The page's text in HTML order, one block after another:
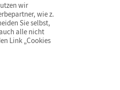
wir
wie z.
Sie selbst,
alle nicht
Link „Cookies